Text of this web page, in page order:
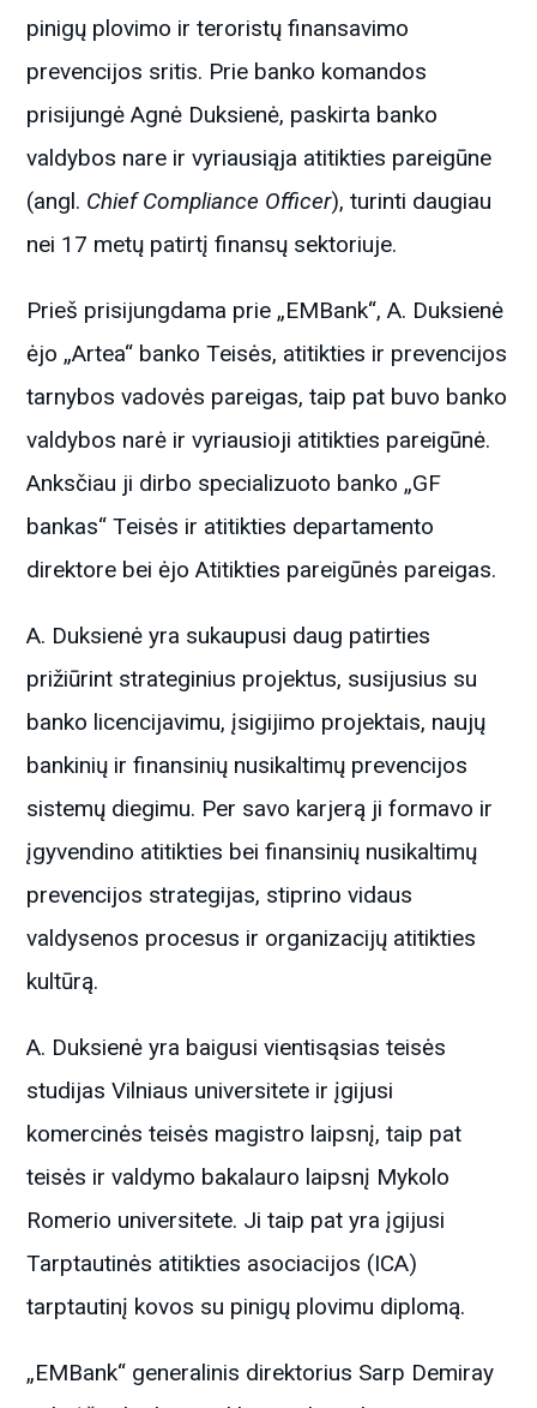
pinigų plovimo ir teroristų finansavimo
prevencijos sritis. Prie banko komandos
prisijungė Agnė Duksienė, paskirta banko
valdybos nare ir vyriausiąja atitikties pareigūne
(angl. Chief Compliance Officer), turinti daugiau
nei 17 metų patirtį finansų sektoriuje.
Prieš prisijungdama prie „EMBank“, A. Duksienė
ėjo „Artea“ banko Teisės, atitikties ir prevencijos
tarnybos vadovės pareigas, taip pat buvo banko
valdybos narė ir vyriausioji atitikties pareigūnė.
Anksčiau ji dirbo specializuoto banko „GF
bankas“ Teisės ir atitikties departamento
direktore bei ėjo Atitikties pareigūnės pareigas.
A. Duksienė yra sukaupusi daug patirties
prižiūrint strateginius projektus, susijusius su
banko licencijavimu, įsigijimo projektais, naujų
bankinių ir finansinių nusikaltimų prevencijos
sistemų diegimu. Per savo karjerą ji formavo ir
įgyvendino atitikties bei finansinių nusikaltimų
prevencijos strategijas, stiprino vidaus
valdysenos procesus ir organizacijų atitikties
kultūrą.
A. Duksienė yra baigusi vientisąsias teisės
studijas Vilniaus universitete ir įgijusi
komercinės teisės magistro laipsnį, taip pat
teisės ir valdymo bakalauro laipsnį Mykolo
Romerio universitete. Ji taip pat yra įgijusi
Tarptautinės atitikties asociacijos (ICA)
tarptautinį kovos su pinigų plovimu diplomą.
„EMBank“ generalinis direktorius Sarp Demiray